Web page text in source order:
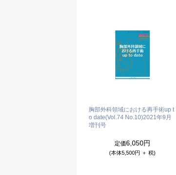
胸部外科領域における再手術up t
o date(Vol.74 No.10)2021年9月
増刊号
定価6,050円
(本体5,500円 ＋ 税)